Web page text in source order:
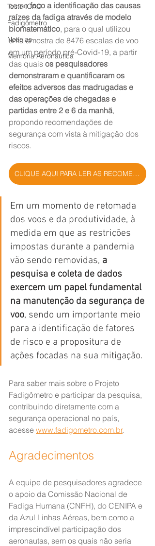
Teste ICAO
Fadigômetro
Notícias
Memória Aeronáutica
como foco a identificação das causas
raízes da fadiga através de modelo
biomatemático, para o qual utilizou
uma amostra de 8476 escalas de voo
em um período pré-Covid-19, a partir
das quais os pesquisadores
demonstraram e quantificaram os
efeitos adversos das madrugadas e
das operações de chegadas e
partidas entre 2 e 6 da manhã,
propondo recomendações de
segurança com vista à mitigação dos
riscos.
CLIQUE AQUI PARA LER AS RECOMENDAÇÕES
Em um momento de retomada
dos voos e da produtividade, à
medida em que as restrições
impostas durante a pandemia
vão sendo removidas, a
pesquisa e coleta de dados
exercem um papel fundamental
na manutenção da segurança de
voo, sendo um importante meio
para a identificação de fatores
de risco e a propositura de
ações focadas na sua mitigação.
Para saber mais sobre o Projeto
Fadigômetro e participar da pesquisa,
contribuindo diretamente com a
segurança operacional no país,
acesse www.fadigometro.com.br.
Agradecimentos
A equipe de pesquisadores agradece
o apoio da Comissão Nacional de
Fadiga Humana (CNFH), do CENIPA e
da Azul Linhas Aéreas, bem como a
imprescindível participação dos
aeronautas, sem os quais não seria